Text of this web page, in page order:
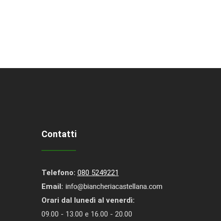
Contatti
Telefono: 080 5249221
Email:
Orari dal lunedì al venerdì:
09.00 - 13.00 e 16.00 - 20.00